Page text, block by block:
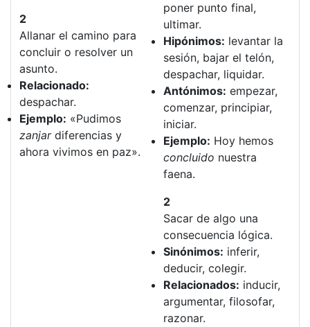
2
Allanar el camino para
concluir o resolver un
asunto.
Relacionado:
despachar.
Ejemplo: «Pudimos
zanjardiferencias y
ahora vivimos en paz».
poner punto final,
ultimar.
Hipónimos: levantar la
sesión, bajar el telón,
despachar, liquidar.
Antónimos: empezar,
comenzar, principiar,
iniciar.
Ejemplo: Hoy hemos
concluido nuestra
faena.
2
Sacar de algo una
consecuencia lógica.
Sinónimos: inferir,
deducir, colegir.
Relacionados: inducir,
argumentar, filosofar,
razonar.